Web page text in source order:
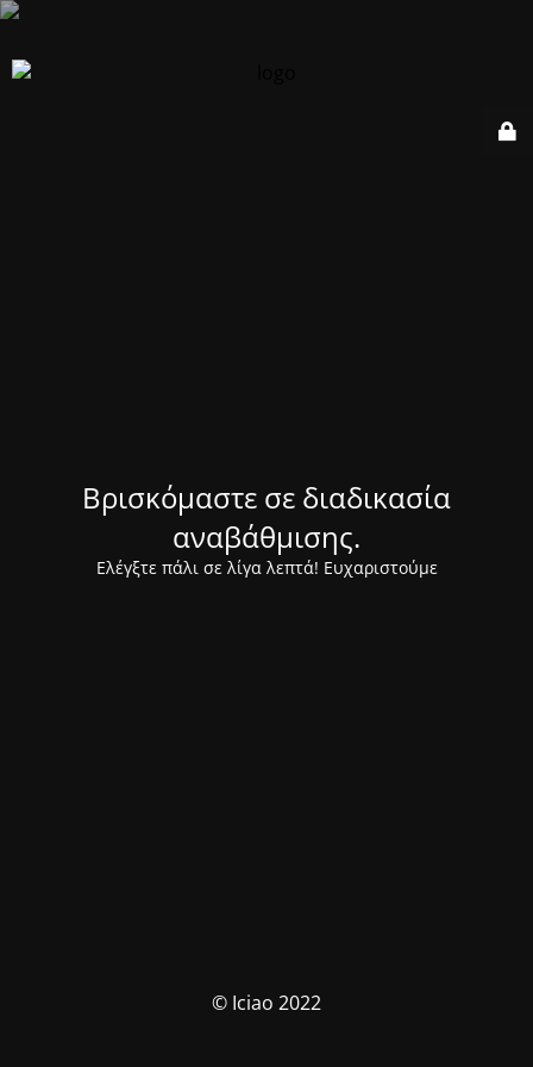
Βρισκόμαστε σε διαδικασία
αναβάθμισης.
Ελέγξτε πάλι σε λίγα λεπτά! Ευχαριστούμε
© Iciao 2022